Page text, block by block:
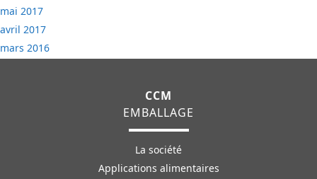
mai 2017
avril 2017
mars 2016
CCM
EMBALLAGE
La société
Applications alimentaires